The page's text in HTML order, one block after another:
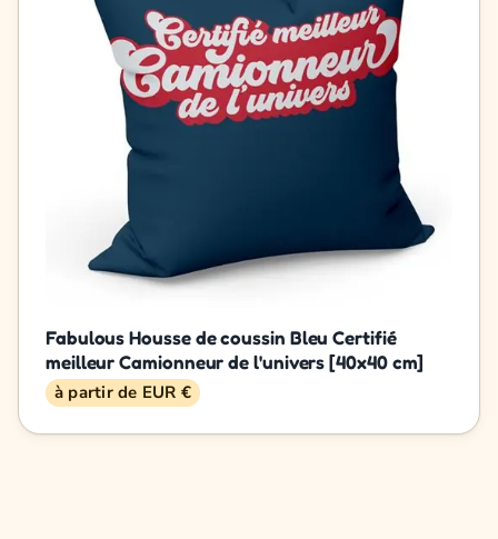
Fabulous Housse de coussin Bleu Certifié
meilleur Camionneur de l'univers [40x40 cm]
à partir de EUR €